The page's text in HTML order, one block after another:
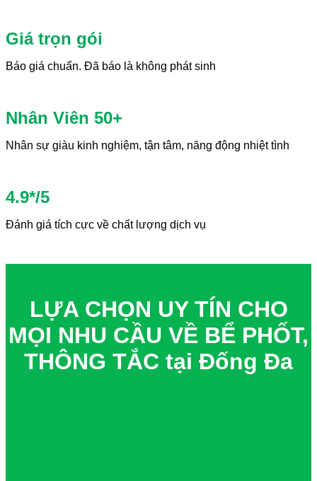
Giá trọn gói
Báo giá chuẩn. Đã báo là không phát sinh
Nhân Viên 50+
Nhân sự giàu kinh nghiệm, tận tâm, năng động nhiệt tình
4.9*/5
Đánh giá tích cực về chất lượng dịch vụ
LỰA CHỌN UY TÍN CHO
MỌI NHU CẦU VỀ BỂ PHỐT,
THÔNG TẮC tại Đống Đa